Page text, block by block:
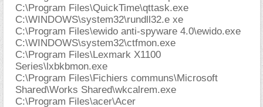
C:\Program Files\QuickTime\qttask.exe
C:\WINDOWS\system32\rundll32.e xe
C:\Program Files\ewido anti-spyware 4.0\ewido.exe
C:\WINDOWS\system32\ctfmon.exe
C:\Program Files\Lexmark X1100
Series\lxbkbmon.exe
C:\Program Files\Fichiers communs\Microsoft
Shared\Works Shared\wkcalrem.exe
C:\Program Files\acer\Acer